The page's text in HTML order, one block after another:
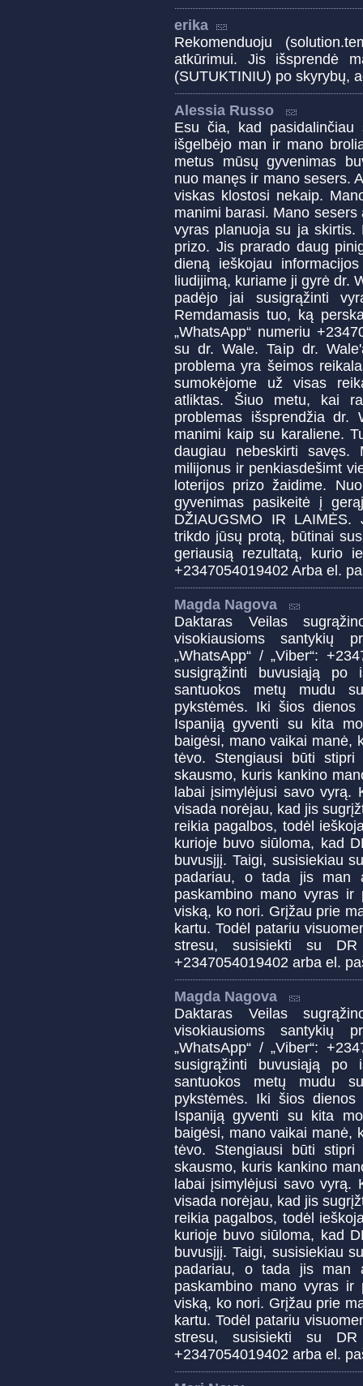
erika
Rekomenduoju
atkūrimui. Jis išsprendė
(SUTUKTINIU) po skyrybų,
Alessia Russo
Esu čia, kad
išgelbėjo man ir mano
metus mūsų gyvenimas
nuo manęs ir mano sesers.
viskas klostosi nekaip.
manimi barasi. Mano
vyras planuoja su ja skirtis.
prizo. Jis prarado daug
dieną ieškojau
liudijimą, kuriame ji gyrė dr.
padėjo jai susigrąžinti
Remdamasis tuo, ką
„WhatsApp“ numeriu
su dr. Wale. Taip dr.
problema yra šeimos
sumokėjome už visas
atliktas. Šiuo metu, kai
problemas išsprendžia dr.
manimi kaip su karaliene.
daugiau nebeskirti savęs.
milijonus ir penkiasdešimt
loterijos prizo žaidime.
gyvenimas pasikeitė į
DŽIAUGSMO IR
trikdo jūsų protą, būtinai
geriausią rezultatą, kurio
+2347054019402 Arba el.
Magda Nagova
Daktaras Veilas
visokiausioms santykių
„WhatsApp“ / „Viber“:
susigrąžinti buvusiąją po
santuokos metų mudu
pykstėmės. Iki šios
Ispaniją gyventi su kita
baigėsi, mano vaikai manė,
tėvo. Stengiausi būti
skausmo, kuris kankino
labai įsimylėjusi savo vyrą.
visada norėjau, kad jis
reikia pagalbos, todėl
kurioje buvo siūloma, kad
buvusįjį. Taigi, susisiekiau
padariau, o tada jis man
paskambino mano vyras
viską, ko nori. Grįžau prie
kartu. Todėl patariu
stresu, susisiekti su DR
+2347054019402 arba el.
Magda Nagova
Daktaras Veilas
visokiausioms santykių
„WhatsApp“ / „Viber“:
susigrąžinti buvusiąją po
santuokos metų mudu
pykstėmės. Iki šios
Ispaniją gyventi su kita
baigėsi, mano vaikai manė,
tėvo. Stengiausi būti
skausmo, kuris kankino
labai įsimylėjusi savo vyrą.
visada norėjau, kad jis
reikia pagalbos, todėl
kurioje buvo siūloma, kad
buvusįjį. Taigi, susisiekiau
padariau, o tada jis man
paskambino mano vyras
viską, ko nori. Grįžau prie
kartu. Todėl patariu
stresu, susisiekti su DR
+2347054019402 arba el.